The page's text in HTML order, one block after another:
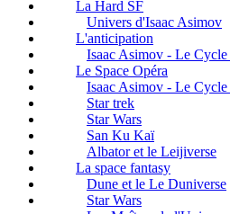
La Hard SF
Univers d'Isaac Asimov
L'anticipation
Isaac Asimov - Le Cycle
Le Space Opéra
Isaac Asimov - Le Cycle
Star trek
Star Wars
San Ku Kaï
Albator et le Leijiverse
La space fantasy
Dune et le Le Duniverse
Star Wars